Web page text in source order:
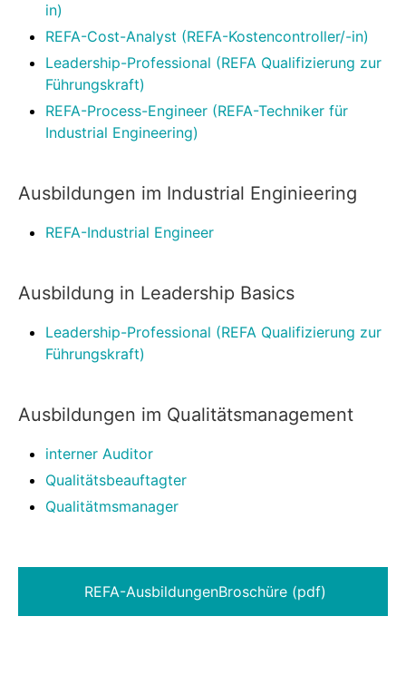
in)
REFA-Cost-Analyst (REFA-Kostencontroller/-in)
Leadership-Professional (REFA Qualifizierung zur
Führungskraft)
REFA-Process-Engineer (REFA-Techniker für
Industrial Engineering)
Ausbildungen im Industrial Enginieering
REFA-Industrial Engineer
Ausbildung in Leadership Basics
Leadership-Professional (REFA Qualifizierung zur
Führungskraft)
Ausbildungen im Qualitätsmanagement
interner Auditor
Qualitätsbeauftagter
Qualitätmsmanager
REFA-AusbildungenBroschüre (pdf)